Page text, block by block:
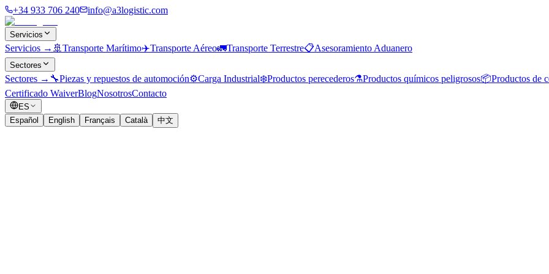
+34 933 706 240 info@a3logistic.com
Servicios
Servicios → 🚢 Transporte Marítimo✈️Transporte Aéreo🚛Transporte Terrestre📋Asesoramiento Aduanero
Sectores
Sectores → 🔧Piezas y repuestos de automoción⚙️Carga Industrial❄️Productos perecederos⚗️Productos químicos peligrosos📦Productos de
Certificado WaiverBlogNosotrosContacto
ES
Español
English Français Català 中文